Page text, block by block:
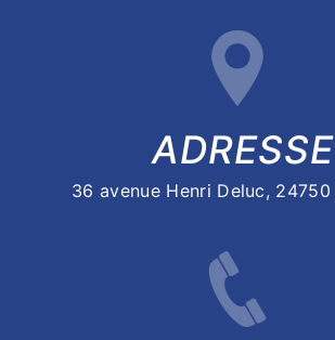
ADRESSE
36 avenue Henri Deluc, 24750